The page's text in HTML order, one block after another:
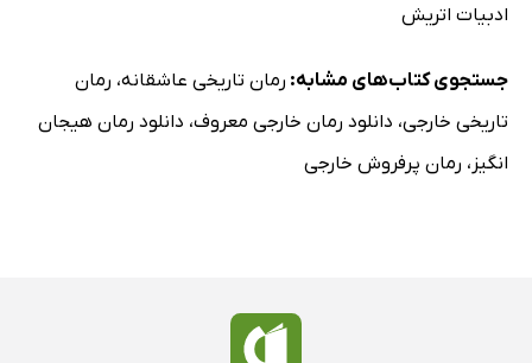
ادبیات اتریش
جستجوی کتاب‌های مشابه: رمان تاریخی عاشقانه، رمان
تاریخی خارجی، دانلود رمان خارجی معروف، دانلود رمان هیجان
انگیز ، رمان پرفروش خارجی